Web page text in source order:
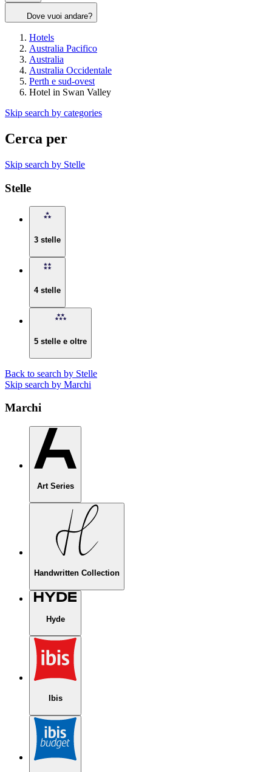
Dove vuoi andare?
Hotels
Australia Pacifico
Australia
Australia Occidentale
Perth e sud-ovest
Hotel in Swan Valley
Skip search by categories
Cerca per
Skip search by Stelle
Stelle
3 stelle
4 stelle
5 stelle e oltre
Back to search by Stelle
Skip search by Marchi
Marchi
Art Series
Handwritten Collection
Hyde
Ibis